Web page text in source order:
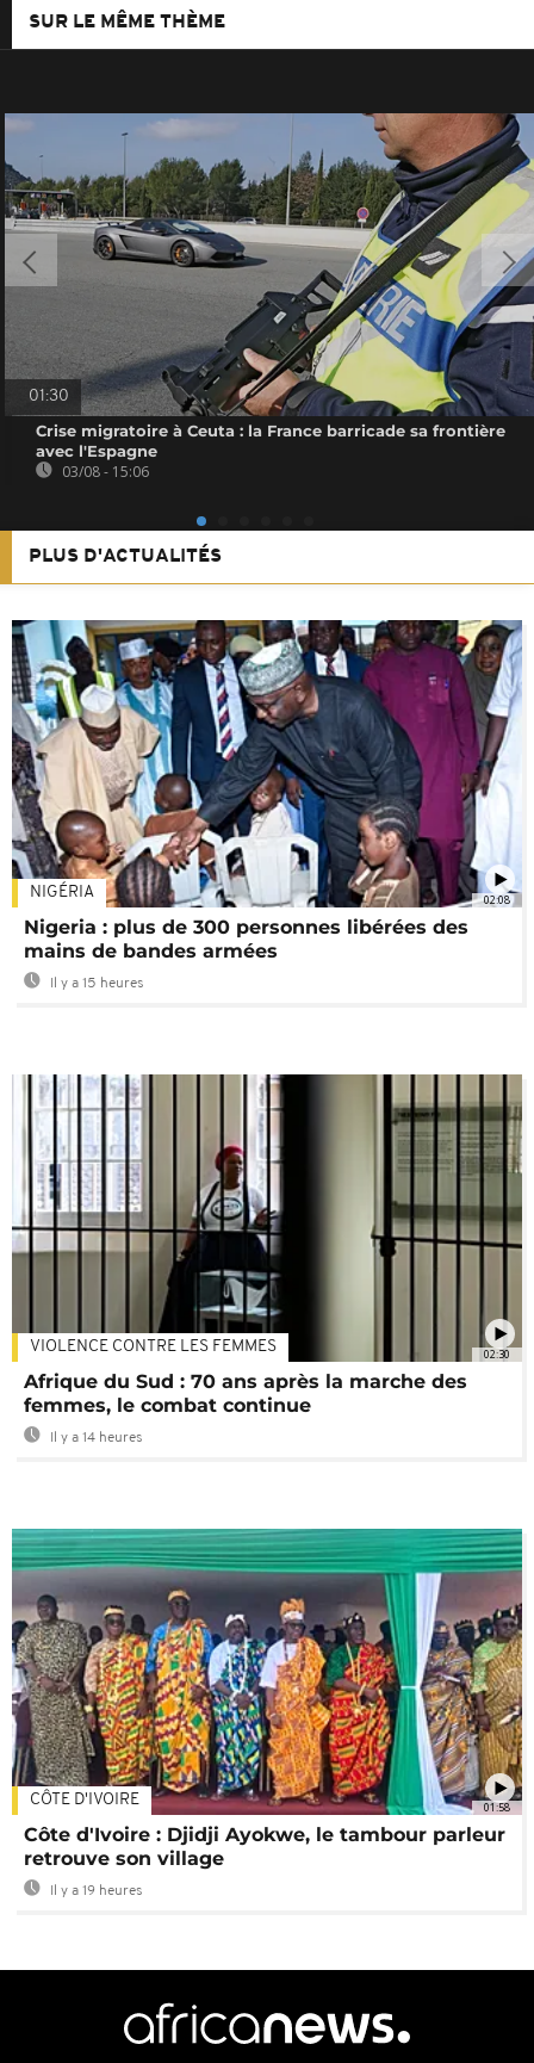
SUR LE MÊME THÈME
01:30
Crise migratoire à Ceuta : la France barricade sa frontière
avec l'Espagne
03/08 - 15:06
PLUS D'ACTUALITÉS
02:08
NIGÉRIA
Nigeria : plus de 300 personnes libérées des
mains de bandes armées
Il y a 15 heures
02:30
VIOLENCE CONTRE LES FEMMES
Afrique du Sud : 70 ans après la marche des
femmes, le combat continue
Il y a 14 heures
01:58
CÔTE D'IVOIRE
Côte d'Ivoire : Djidji Ayokwe, le tambour parleur
retrouve son village
Il y a 19 heures